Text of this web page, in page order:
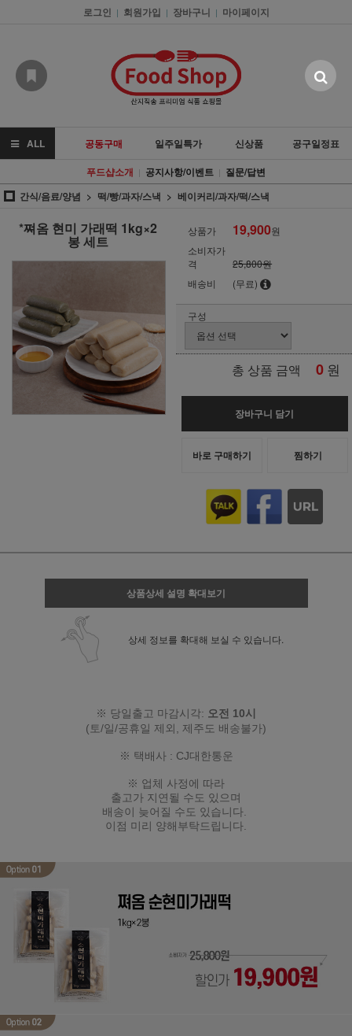
로그인 | 회원가입 | 장바구니 | 마이페이지
ALL 공동구매 일주일특가 신상품
공구일정표
푸드샵소개 | 공지사항/이벤트 | 질문/답변
간식/음료/양념
떡/빵/과자/스낵 베이커리/과자/떡/스낵
*쪄옴 현미 가래떡 1kg×2
봉 세트
상품가 19,900원
소비자가
격
25,800원
배송비
(무료)
구성
총 상품 금액 0 원
장바구니 담기
바로 구매하기 찜하기
상품상세 설명 확대보기
상세 정보를 확대해 보실 수 있습니다.
※ 당일출고 마감시각: 오전 10시
(토/일/공휴일 제외
, 제주도 배송불가)
※ 택배사 : CJ대한통운
※ 업체 사정에 따라
출고가 지연될 수도 있으며
배송이 늦어질 수도 있습니다.
이점 미리 양해부탁드립니다.